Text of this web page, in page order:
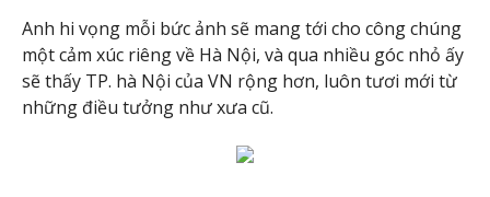
Anh hi vọng mỗi bức ảnh sẽ mang tới cho công chúng
một cảm xúc riêng về Hà Nội, và qua nhiều góc nhỏ ấy
sẽ thấy TP. hà Nội của VN rộng hơn, luôn tươi mới từ
những điều tưởng như xưa cũ.